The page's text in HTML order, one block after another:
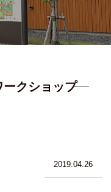
クショップ
2019.04.26